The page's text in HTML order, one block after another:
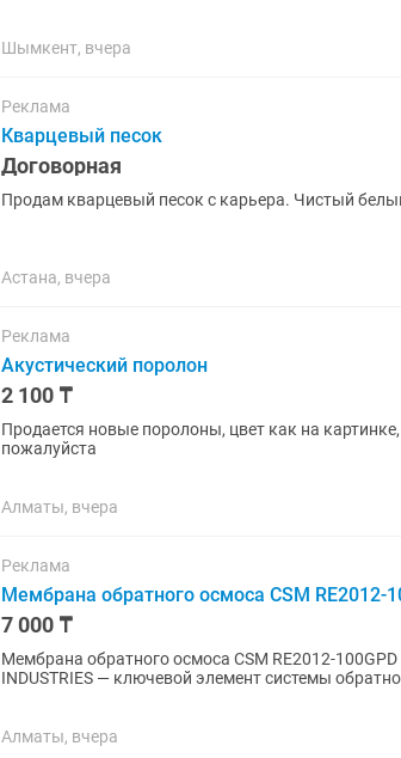
Шымкент, вчера
Реклама
Кварцевый песок
Договорная
Продам кварцевый песок с карьера. Чистый
Астана, вчера
Реклама
Акустический поролон
2 100 ₸
Продается новые поролоны, цвет как на
пожалуйста
Алматы, вчера
Реклама
Мембрана обратного осмоса CSM RE2012-
7 000 ₸
Мембрана обратного осмоса CSM RE2012-
INDUSTRIES — ключевой элемент системы
Алматы, вчера